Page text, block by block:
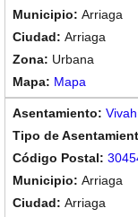
Arriaga
Arriaga
Urbana
Mapa
Arriaga
Arriaga